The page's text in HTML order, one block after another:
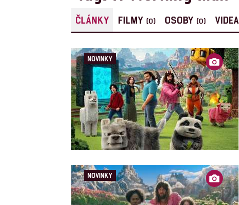
ČLÁNKY FILMY (0) OSOBY (0) VIDEA
NOVINKY
NOVINKY